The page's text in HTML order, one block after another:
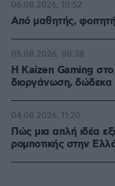
Από μαθητής,
06.08.2026, 10:52
H Kaizen Gaming
διοργάνωση, δώδεκα
05.08.2026, 08:38
Πώς μια απλή ιδέα
ρομποτικής στην
04.08.2026, 11:20